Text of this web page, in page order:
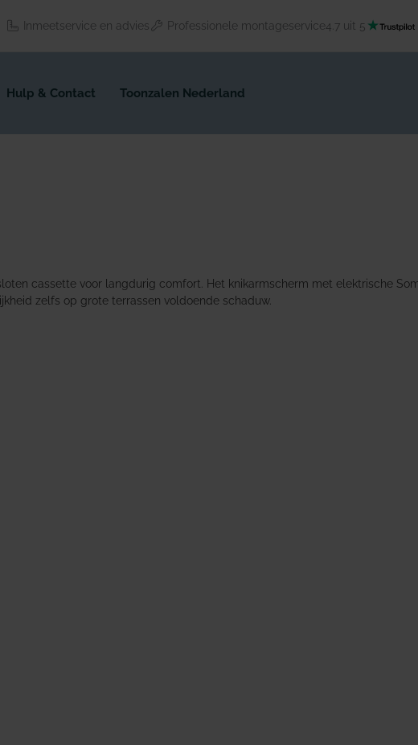
Inmeetservice en advies Professionele montageservice4.7 uit 5
Hulp & Contact Toonzalen Nederland
cassette voor langdurig comfort. Het knikarmscherm met elektrische
zelfs op grote terrassen voldoende schaduw.